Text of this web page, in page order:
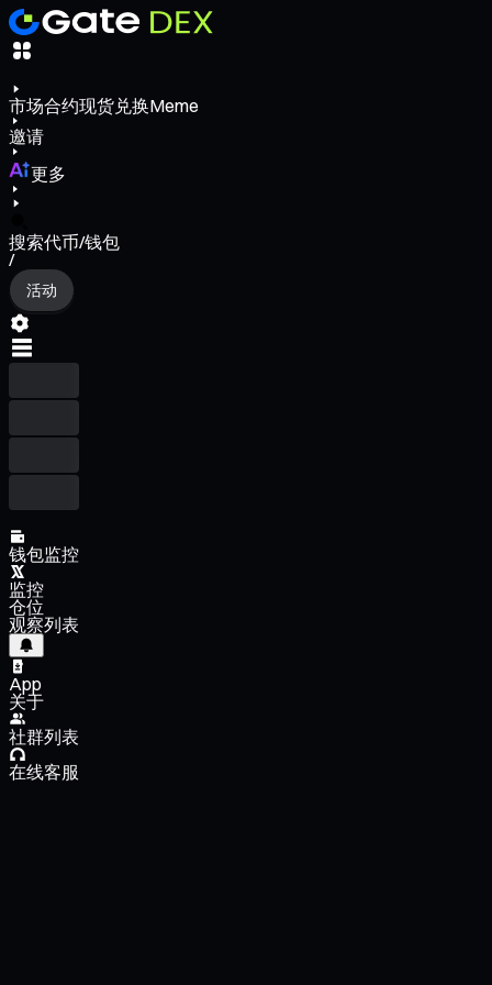
市场合约现货兑换Meme
邀请
更多
搜索代币/钱包
/
活动
钱包监控
监控
仓位
观察列表
App
关于
社群列表
在线客服